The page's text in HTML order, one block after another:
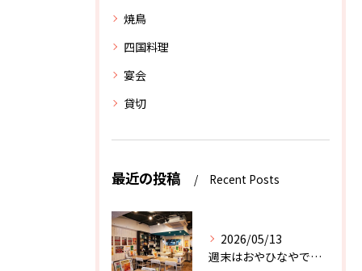
焼鳥
四国料理
宴会
貸切
最近の投稿 Recent Posts
2026/05/13
週末はおやひなやで楽しもう♪